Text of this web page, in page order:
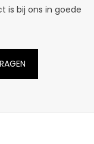
is bij ons in goede